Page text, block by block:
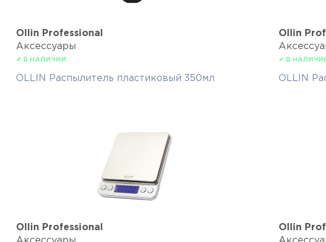
Ollin Professional
Аксессуары
✔ В НАЛИЧИИ
OLLIN Распылитель пластиковый 350мл
Ollin
✔ В
OLLIN
Ollin Professional
Ollin